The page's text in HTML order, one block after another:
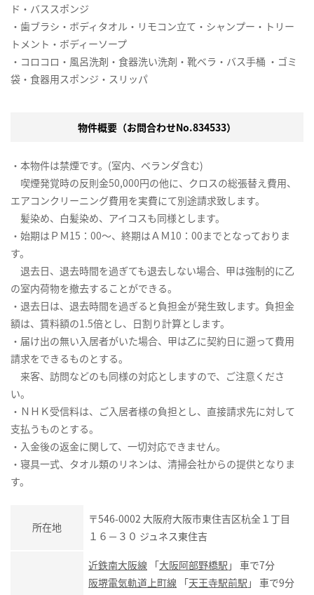
ド・バススポンジ
・歯ブラシ・ボディタオル・リモコン立て・シャンプー・トリー
トメント・ボディーソープ
・コロコロ・風呂洗剤・食器洗い洗剤・靴ベラ・バス手桶 ・ゴミ
袋・食器用スポンジ・スリッパ
物件概要（お問合わせNo.834533）
・本物件は禁煙です。(室内、ベランダ含む)
喫煙発覚時の反則金50,000円の他に、クロスの総張替え費用、
エアコンクリーニング費用を実費にて別途請求致します。
髪染め、白髪染め、アイコスも同様とします。
・始期はＰＭ15：00～、終期はＡＭ10：00までとなっておりま
す。
退去日、退去時間を過ぎても退去しない場合、甲は強制的に乙
の室内荷物を撤去することができる。
・退去日は、退去時間を過ぎると負担金が発生致します。負担金
額は、賃料額の1.5倍とし、日割り計算とします。
・届け出の無い入居者がいた場合、甲は乙に契約日に遡って費用
請求をできるものとする。
来客、訪問などのも同様の対応としますので、ご注意くださ
い。
・ＮＨＫ受信料は、ご入居者様の負担とし、直接請求先に対して
支払うものとする。
・入金後の返金に関して、一切対応できません。
・寝具一式、タオル類のリネンは、清掃会社からの提供となりま
す。
所在地
〒546-0002 大阪府大阪市東住吉区杭全１丁目
１６－３０ ジュネス東住吉
近鉄南大阪線 「大阪阿部野橋駅 」 車で7分
阪堺電気軌道上町線 「天王寺駅前駅 」 車で9分